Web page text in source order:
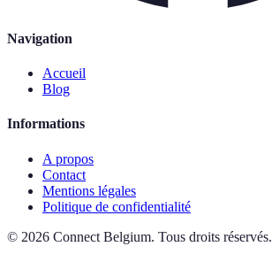
Navigation
Accueil
Blog
Informations
A propos
Contact
Mentions légales
Politique de confidentialité
© 2026 Connect Belgium. Tous droits réservés.